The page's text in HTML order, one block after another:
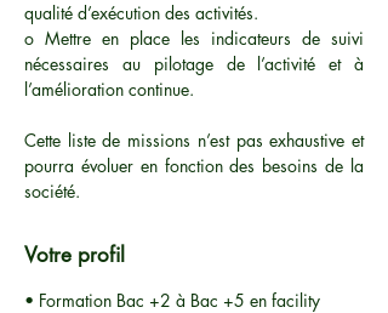
qualité d’exécution des activités.
o Mettre en place les indicateurs de suivi
nécessaires au pilotage de l’activité et à
l’amélioration continue.
Cette liste de missions n’est pas exhaustive et
pourra évoluer en fonction des besoins de la
société.
Votre profil
• Formation Bac +2 à Bac +5 en facility